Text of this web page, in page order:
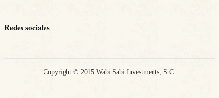
Redes sociales
Copyright © 2015 Wabi Sabi Investments, S.C.